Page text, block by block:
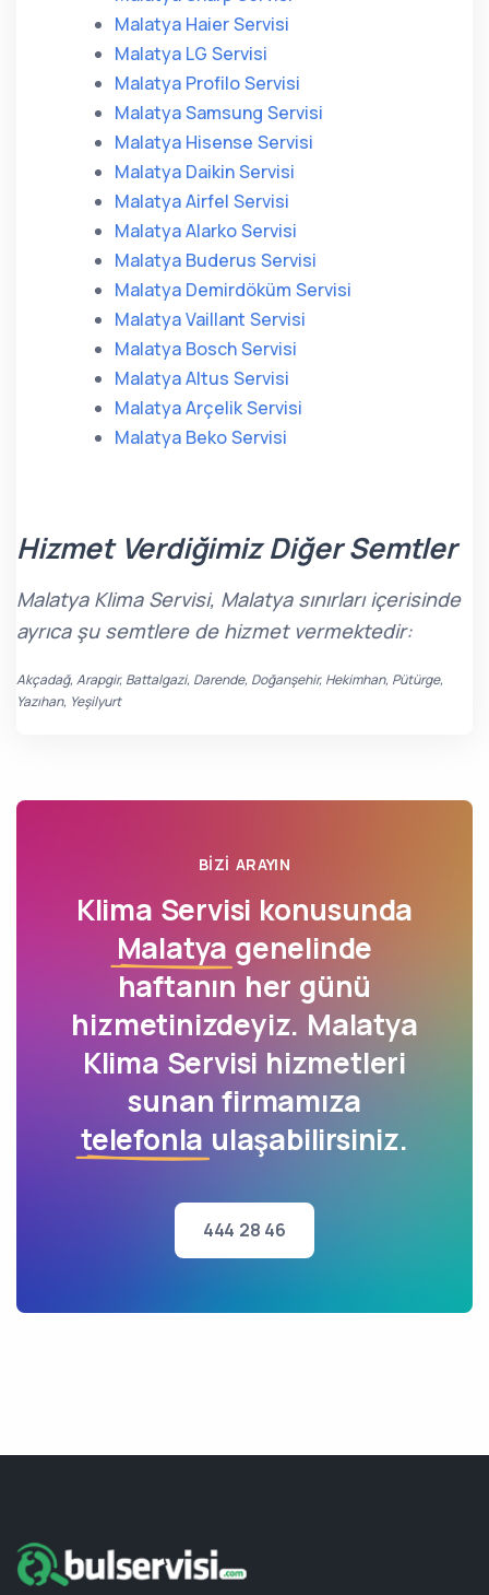
Malatya Haier Servisi
Malatya LG Servisi
Malatya Profilo Servisi
Malatya Samsung Servisi
Malatya Hisense Servisi
Malatya Daikin Servisi
Malatya Airfel Servisi
Malatya Alarko Servisi
Malatya Buderus Servisi
Malatya Demirdöküm Servisi
Malatya Vaillant Servisi
Malatya Bosch Servisi
Malatya Altus Servisi
Malatya Arçelik Servisi
Malatya Beko Servisi
Hizmet Verdiğimiz Diğer Semtler
Malatya Klima Servisi, Malatya sınırları içerisinde
ayrıca şu semtlere de hizmet vermektedir:
Akçadağ, Arapgir, Battalgazi, Darende, Doğanşehir, Hekimhan, Pütürge,
Yazıhan, Yeşilyurt
BIZI ARAYIN
Klima Servisi konusunda
Malatya genelinde
haftanın her günü
hizmetinizdeyiz. Malatya
Klima Servisi hizmetleri
sunan firmamıza
telefonla ulaşabilirsiniz.
444 28 46